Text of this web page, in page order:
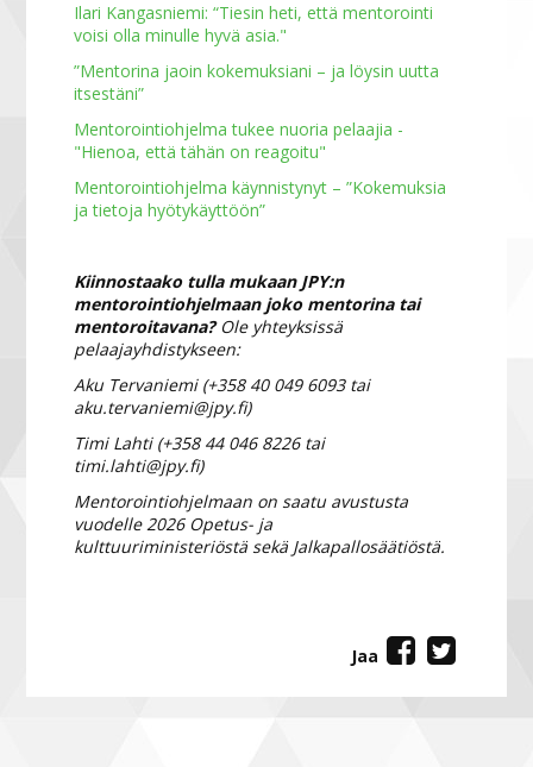
Ilari Kangasniemi: “Tiesin heti, että mentorointi
voisi olla minulle hyvä asia."
”Mentorina jaoin kokemuksiani – ja löysin uutta
itsestäni”
Mentorointiohjelma tukee nuoria pelaajia -
"Hienoa, että tähän on reagoitu"
Mentorointiohjelma käynnistynyt – ”Kokemuksia
ja tietoja hyötykäyttöön”
Kiinnostaako tulla mukaan JPY:n
mentorointiohjelmaan joko mentorina tai
mentoroitavana?Ole yhteyksissä
pelaajayhdistykseen:
Aku Tervaniemi (+358 40 049 6093 tai
aku.tervaniemi@jpy.fi)
Timi Lahti (+358 44 046 8226 tai
timi.lahti@jpy.fi)
Mentorointiohjelmaan on saatu avustusta
vuodelle 2026 Opetus- ja
kulttuuriministeriöstä sekä Jalkapallosäätiöstä.
Jaa